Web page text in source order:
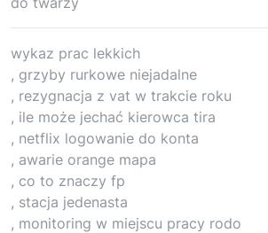
wykaz prac lekkich
, grzyby rurkowe niejadalne
, rezygnacja z vat w trakcie roku
, ile może jechać kierowca tira
, netflix logowanie do konta
, awarie orange mapa
, co to znaczy fp
, stacja jedenasta
, monitoring w miejscu pracy rodo